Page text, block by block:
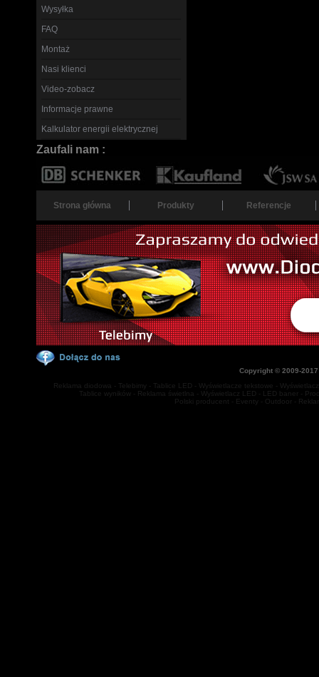
Wysyłka
FAQ
Montaż
Nasi klienci
Video-zobacz
Informacje prawne
Kalkulator energii elektrycznej
Zaufali nam :
Strona główna Produkty Referencje
Copyright © 2009-
Reklama diodowa - Telebimy - Tablice LED - Wyświetlacze tekstowe -
Tablice wyników - Reklama świetlna - Wyświetlacz LED - LED baner -
Polski producent - Eventy - Outdoor -